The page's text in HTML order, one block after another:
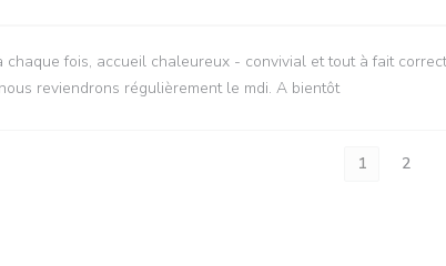
chaque fois, accueil chaleureux - convivial et tout à fait
reviendrons régulièrement le mdi. A bientôt
1 2